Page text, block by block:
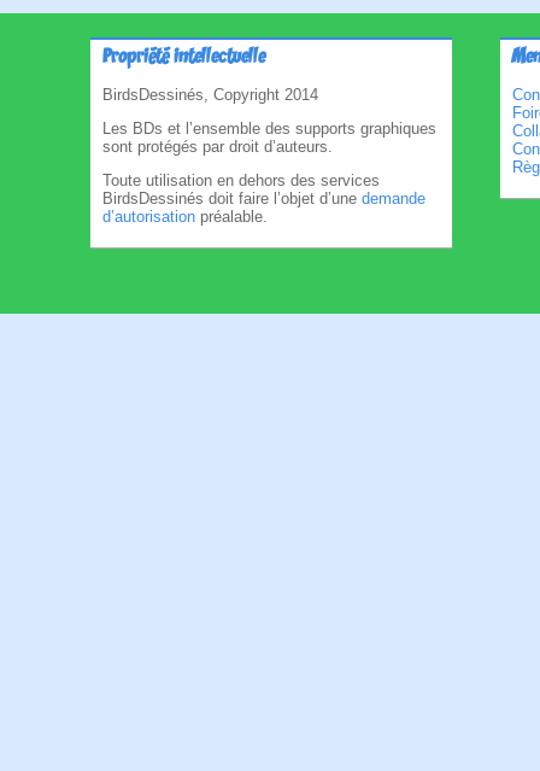
Propriété intellectuelle
BirdsDessinés, Copyright 2014
Les BDs et l’ensemble des supports graphiques
sont protégés par droit d’auteurs.
Toute utilisation en dehors des services
BirdsDessinés doit faire l’objet d’une demande
d’autorisation préalable.